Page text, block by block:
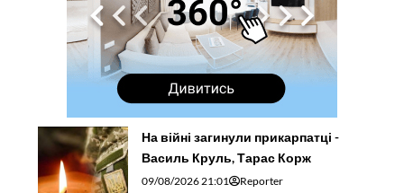
На війні загинули прикарпатці -
Василь Круль, Тарас Корж
09/08/2026 21:01 Reporter